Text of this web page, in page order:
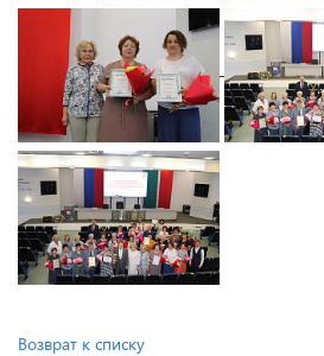
Возврат к списку